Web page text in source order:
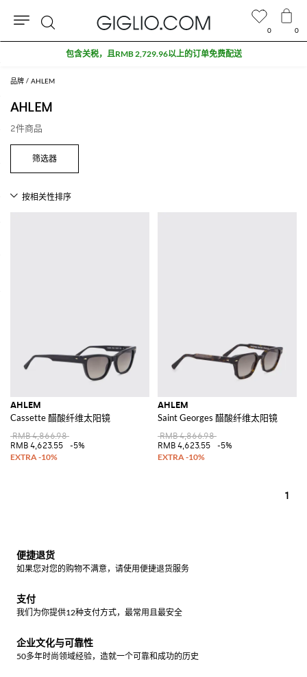
品牌 AHLEM
AHLEM
2件商品
AHLEM
Cassette 醋酸纤维太阳镜
RMB 4,866.98
RMB 4,623.55
-5%
AHLEM
Saint Georges 醋酸纤维太阳镜
RMB 4,866.98
RMB 4,623.55
-5%
1
0 0
包含关税，且RMB 2,729.96以上的订单免费配送
便捷退货
如果您对您的购物不满意，请使用便捷退货服务
支付
我们为你提供12种支付方式，最常用且最安全
企业文化与可靠性
50多年时尚领域经验，造就一个可靠和成功的历史